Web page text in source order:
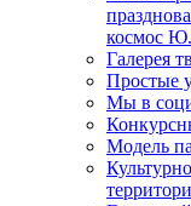
космос
Галерея
Простые
Мы в
Модель